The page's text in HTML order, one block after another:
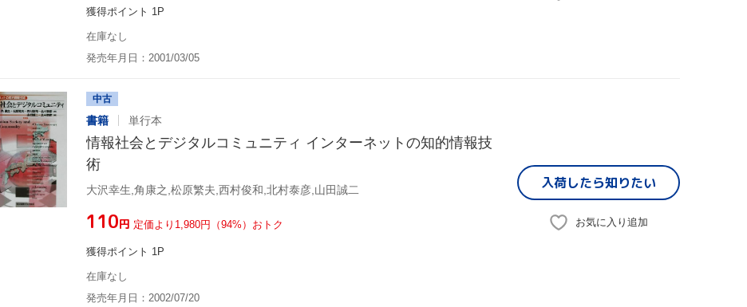
獲得ポイント 1P
在庫なし
発売年月日：2001/03/05
中古
書籍 単行本
情報社会とデジタルコミュニティ インターネットの知的情報技
術
大沢幸生,角康之,松原繁夫,西村俊和,北村泰彦,山田誠二
¥110円 定価より1,980円（94%）おトク
獲得ポイント 1P
在庫なし
発売年月日：2002/07/20
入荷したら知りたい
お気に入り追加